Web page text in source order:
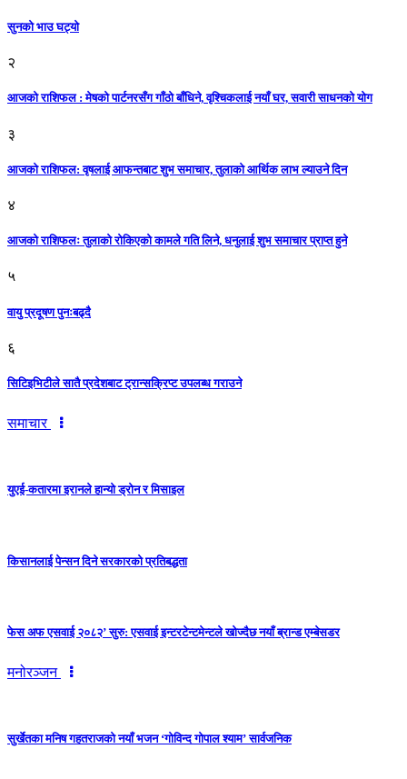
सुनको भाउ घट्याे
२
आजको राशिफल : मेषको पार्टनरसँग गाँठो बाँधिने, वृश्चिकलाई नयाँ घर, सवारी साधनकाे याेग
३
आजकाे राशिफल: वृषलाई आफन्तबाट शुभ समाचार, तुलाकाे आर्थिक लाभ ल्याउने दिन
४
आजको राशिफलः तुलाकाे रोकिएको कामले गति लिने, धनुलाई शुभ समाचार प्राप्त हुने
५
वायु प्रदूषण पुनःबढ्दै
६
सिटिइभिटीले सातै प्रदेशबाट ट्रान्सक्रिप्ट उपलब्ध गराउने
समाचार
युएई-कतारमा इरानले हान्यो ड्रोन र मिसाइल
किसानलाई पेन्सन दिने सरकारको प्रतिबद्धता
फेस अफ एसवाई २०८२’ सुरु: एसवाई इन्टरटेन्टमेन्टले खोज्दैछ नयाँ ब्रान्ड एम्बेसडर
मनोरञ्जन
सुर्खेतका मनिष गहतराजको नयाँ भजन ‘गोविन्द गोपाल श्याम’ सार्वजनिक